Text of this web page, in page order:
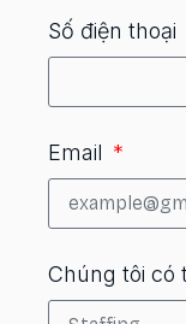
Số điện thoại
Email
Chúng tôi có